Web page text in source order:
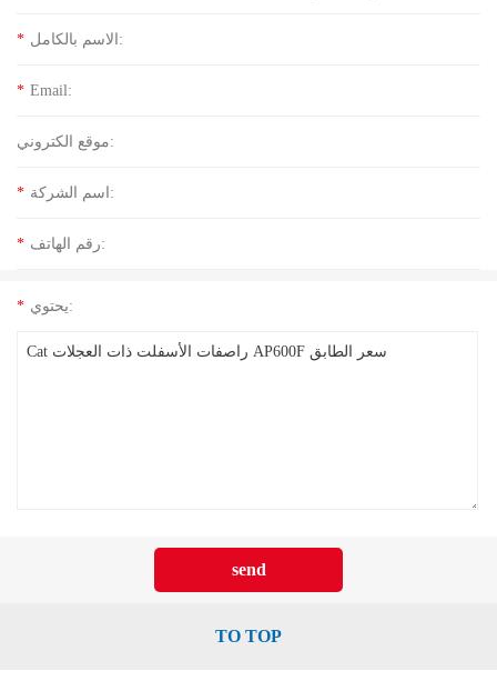
* الاسم بالكامل:
* Email:
موقع الكتروني:
* اسم الشركة:
* رقم الهاتف:
* يحتوي:
TO TOP